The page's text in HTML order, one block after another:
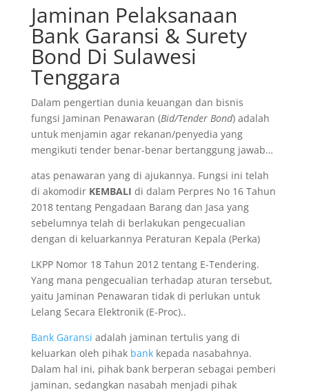
Jaminan Pelaksanaan
Bank Garansi & Surety
Bond Di Sulawesi
Tenggara
Dalam pengertian dunia keuangan dan bisnis
fungsi Jaminan Penawaran (Bid/Tender Bond) adalah
untuk menjamin agar rekanan/penyedia yang
mengikuti tender benar-benar bertanggung jawab…
atas penawaran yang di ajukannya. Fungsi ini telah
di akomodir KEMBALI di dalam Perpres No 16 Tahun
2018 tentang Pengadaan Barang dan Jasa yang
sebelumnya telah di berlakukan pengecualian
dengan di keluarkannya Peraturan Kepala (Perka)
LKPP Nomor 18 Tahun 2012 tentang E-Tendering.
Yang mana pengecualian terhadap aturan tersebut,
yaitu Jaminan Penawaran tidak di perlukan untuk
Lelang Secara Elektronik (E-Proc)..
Bank Garansi adalah jaminan tertulis yang di
keluarkan oleh pihakbank kepada nasabahnya.
Dalam hal ini, pihak bank berperan sebagai pemberi
jaminan, sedangkan nasabah menjadi pihak